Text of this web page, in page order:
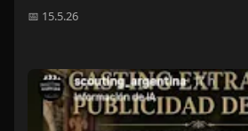
📅 15.5.26